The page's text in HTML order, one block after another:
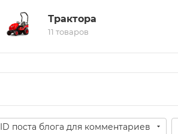
Трактора
11 товаров
ID поста блога для комментариев